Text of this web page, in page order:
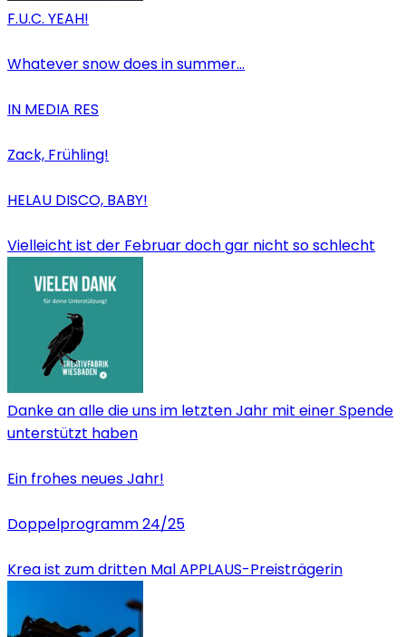
F.U.C. YEAH!
Whatever snow does in summer…
IN MEDIA RES
Zack, Frühling!
HELAU DISCO, BABY!
Vielleicht ist der Februar doch gar nicht so schlecht
Danke an alle die uns im letzten Jahr mit einer Spende
unterstützt haben
Ein frohes neues Jahr!
Doppelprogramm 24/25
Krea ist zum dritten Mal APPLAUS-Preisträgerin